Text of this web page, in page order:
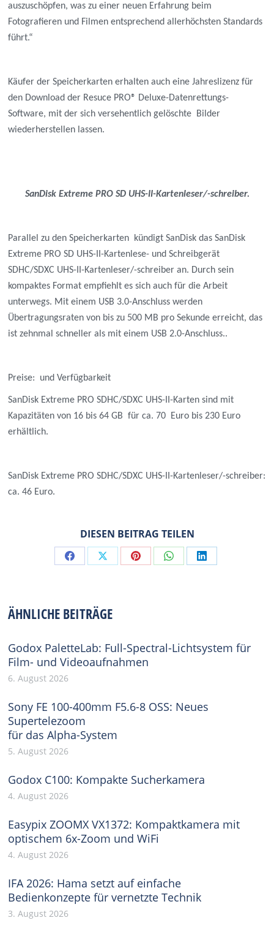
auszuschöpfen, was zu einer neuen Erfahrung beim
Fotografieren und Filmen entsprechend allerhöchsten Standards
führt.“
Käufer der Speicherkarten erhalten auch eine Jahreslizenz für
den Download der Resuce PRO® Deluxe-Datenrettungs-
Software, mit der sich versehentlich gelöschte Bilder
wiederherstellen lassen.
SanDisk Extreme PRO SD UHS-II-Kartenleser/-schreiber.
Parallel zu den Speicherkarten kündigt SanDisk das SanDisk
Extreme PRO SD UHS-II-Kartenlese- und Schreibgerät
SDHC/SDXC UHS-II-Kartenleser/-schreiber an. Durch sein
kompaktes Format empfiehlt es sich auch für die Arbeit
unterwegs. Mit einem USB 3.0-Anschluss werden
Übertragungsraten von bis zu 500 MB pro Sekunde erreicht, das
ist zehnmal schneller als mit einem USB 2.0-Anschluss..
Preise: und Verfügbarkeit
SanDisk Extreme PRO SDHC/SDXC UHS-II-Karten sind mit
Kapazitäten von 16 bis 64 GB für ca. 70 Euro bis 230 Euro
erhältlich.
SanDisk Extreme PRO SDHC/SDXC UHS-II-Kartenleser/-schreiber:
ca. 46 Euro.
DIESEN BEITRAG TEILEN
Share Share Share Share Share
ÄHNLICHE BEITRÄGE
Godox PaletteLab: Full-Spectral-Lichtsystem für
Film- und Videoaufnahmen
6. August 2026
Sony FE 100-400mm F5.6-8 OSS: Neues
Supertelezoom
für das Alpha-System
5. August 2026
Godox C100: Kompakte Sucherkamera
4. August 2026
Easypix ZOOMX VX1372: Kompaktkamera mit
optischem 6x-Zoom und WiFi
4. August 2026
IFA 2026: Hama setzt auf einfache
Bedienkonzepte für vernetzte Technik
3. August 2026